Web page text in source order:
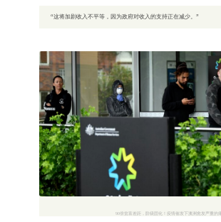
“这将加剧收入不平等，因为政府对收入的支持正在减少。”
90倍贫富差距，阶级固化！疫情催发下澳洲愈发严重的痛